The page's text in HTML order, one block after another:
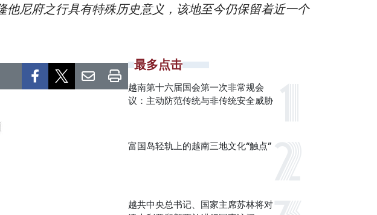
尼府之行具有特殊历史意义，该地至今仍保留着近一个
最多点击
越南第十六届国会第一次非常规会
议：主动防范传统与非传统安全威胁
富国岛轻轨上的越南三地文化“触点”
越共中央总书记、国家主席苏林将对